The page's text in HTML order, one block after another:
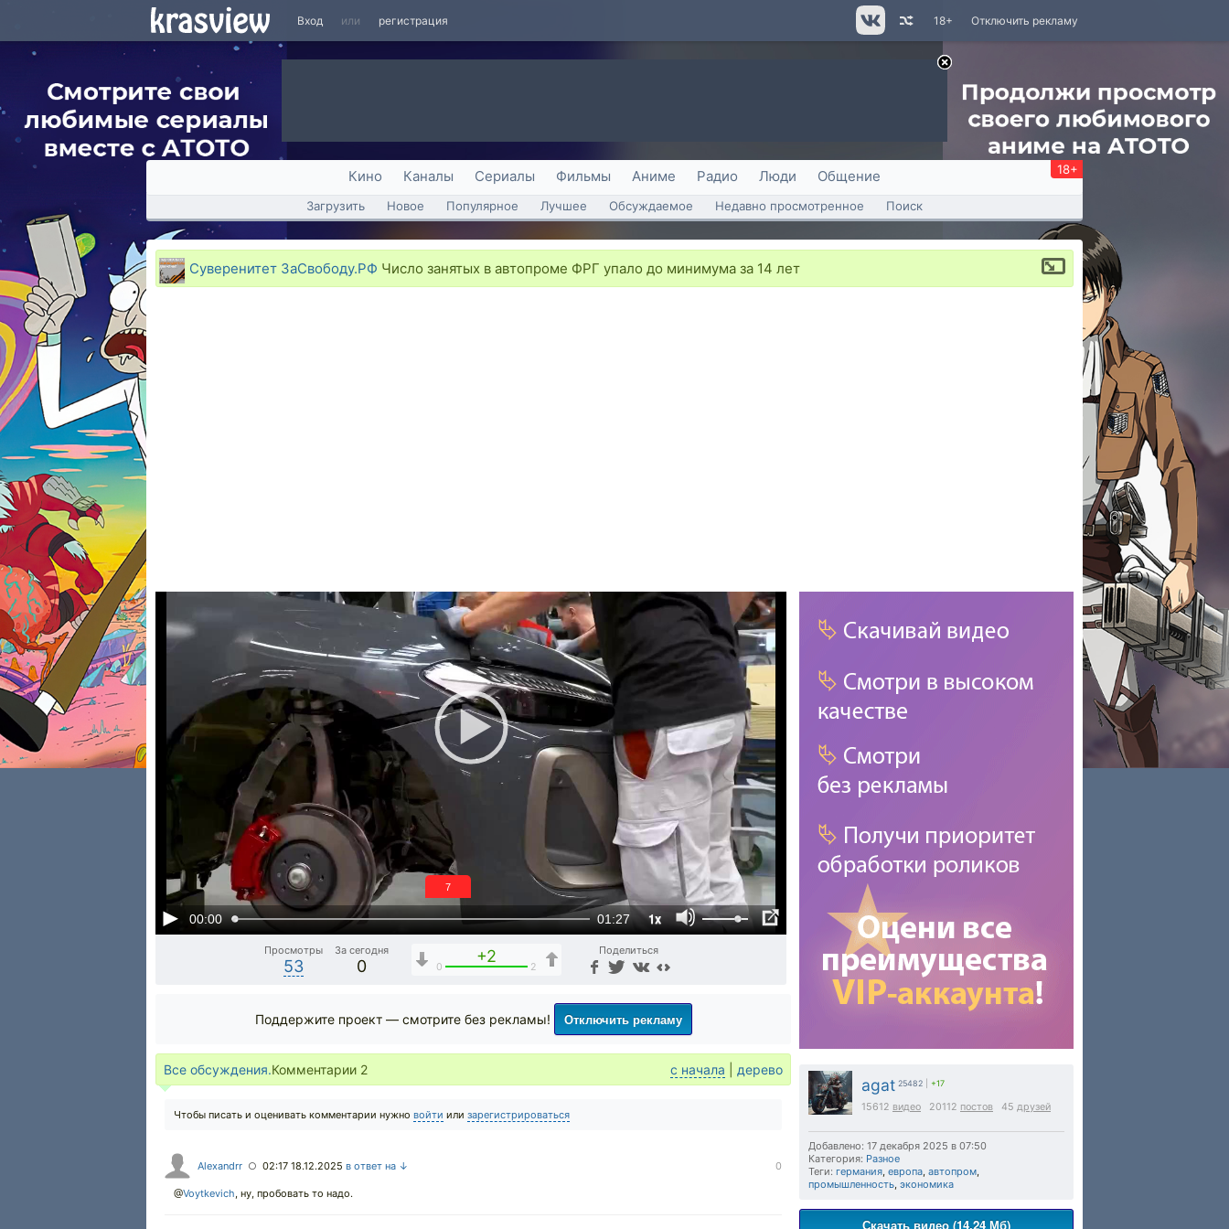
Вход или регистрация Отключить рекламу
18+
Кино Каналы Сериалы Фильмы Аниме Радио Люди Общение 18+
Загрузить Новое Популярное Лучшее Обсуждаемое Недавно просмотренное Поиск
Суверенитет ЗаСвободу.РФ Число занятых в автопроме ФРГ упало до минимума за 14 лет
00:00 01:27 1x
6
Просмотры
53
За сегодня
0
+2
0 2
Поделиться
agat 25482 +17
15612 видео 20112 постов 45 друзей
Добавлено: 17 декабря 2025 в 07:50
Категория: Разное
Теги: германия, европа, автопром,
промышленность, экономика
Скачать видео (14.24 Мб)
Поддержите проект — смотрите без рекламы! Отключить рекламу
Все обсуждения.Комментарии 2 с начала дерево
Чтобы писать и оценивать комментарии нужно войти или зарегистрироваться
Alexandrr ○ 02:17 18.12.2025 в ответ на ↓ 0
@Voytkevich, ну, пробовать то надо.